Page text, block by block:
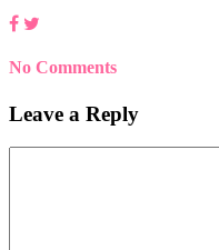
No Comments
Leave a Reply